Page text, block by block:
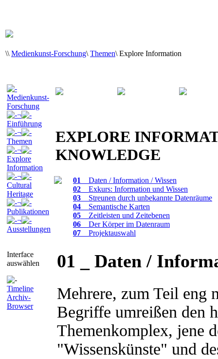
\\ Medienkunst-Forschung\ Themen\ Explore Information
Medienkunst-
Forschung
¬
Einführung
¬
Themen
¬
Explore
Information
¬
Cultural
Heritage
¬
Publikationen
¬
Ausstellungen
Interface
auswählen
Timeline
Archiv-
Browser
EXPLORE
KNOWLEDGE
01
_ Daten / Information / Wissen
02 _ Exkurs: Information und Wissen
03 _ Streunen durch unbekannte Datenräume
04 _ Semantische Karten
05 _ Zeitleisten und Zeitebenen
06 _ Der Körper im Datenraum
07 _ Projektauswahl
01 _ Daten /
Mehrere, zum Teil eng
Begriffe umreißen den
Themenkomplex, jene
"Wissenskünste" und